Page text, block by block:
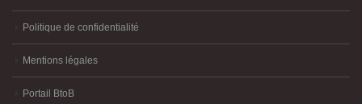
Politique de confidentialité
Mentions légales
Portail BtoB